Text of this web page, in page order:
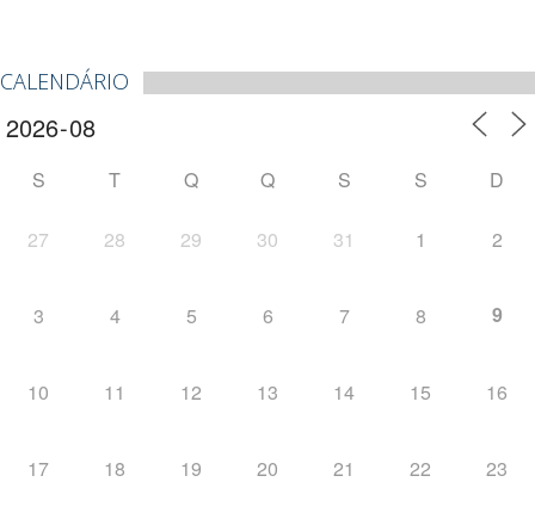
CALENDÁRIO
S T Q Q S S D
27 28 29 30 31 1 2
3 4 5 6 7 8 9
10 11 12 13 14 15 16
17 18 19 20 21 22 23